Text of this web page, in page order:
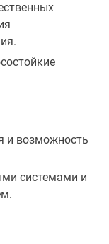
и возможность
системами и